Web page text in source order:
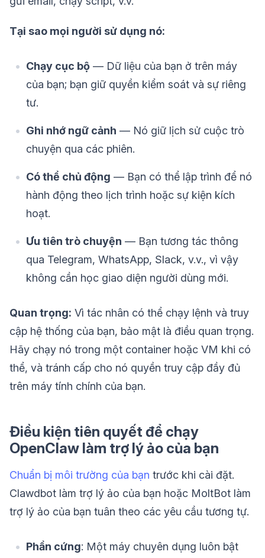
Tại sao mọi người sử dụng nó:
Chạy cục bộ — Dữ liệu của bạn ở trên máy
của bạn; bạn giữ quyền kiểm soát và sự riêng
tư.
Ghi nhớ ngữ cảnh — Nó giữ lịch sử cuộc trò
chuyện qua các phiên.
Có thể chủ động — Bạn có thể lập trình để nó
hành động theo lịch trình hoặc sự kiện kích
hoạt.
Ưu tiên trò chuyện — Bạn tương tác thông
qua Telegram, WhatsApp, Slack, v.v., vì vậy
không cần học giao diện người dùng mới.
Quan trọng: Vì tác nhân có thể chạy lệnh và truy
cập hệ thống của bạn, bảo mật là điều quan trọng.
Hãy chạy nó trong một container hoặc VM khi có
thể, và tránh cấp cho nó quyền truy cập đầy đủ
trên máy tính chính của bạn.
Điều kiện tiên quyết để chạy
OpenClaw làm trợ lý ảo của bạn
Chuẩn bị môi trường của bạn trước khi cài đặt.
Clawdbot làm trợ lý ảo của bạn hoặc MoltBot làm
trợ lý ảo của bạn tuân theo các yêu cầu tương tự.
Phần cứng: Một máy chuyên dụng luôn bật